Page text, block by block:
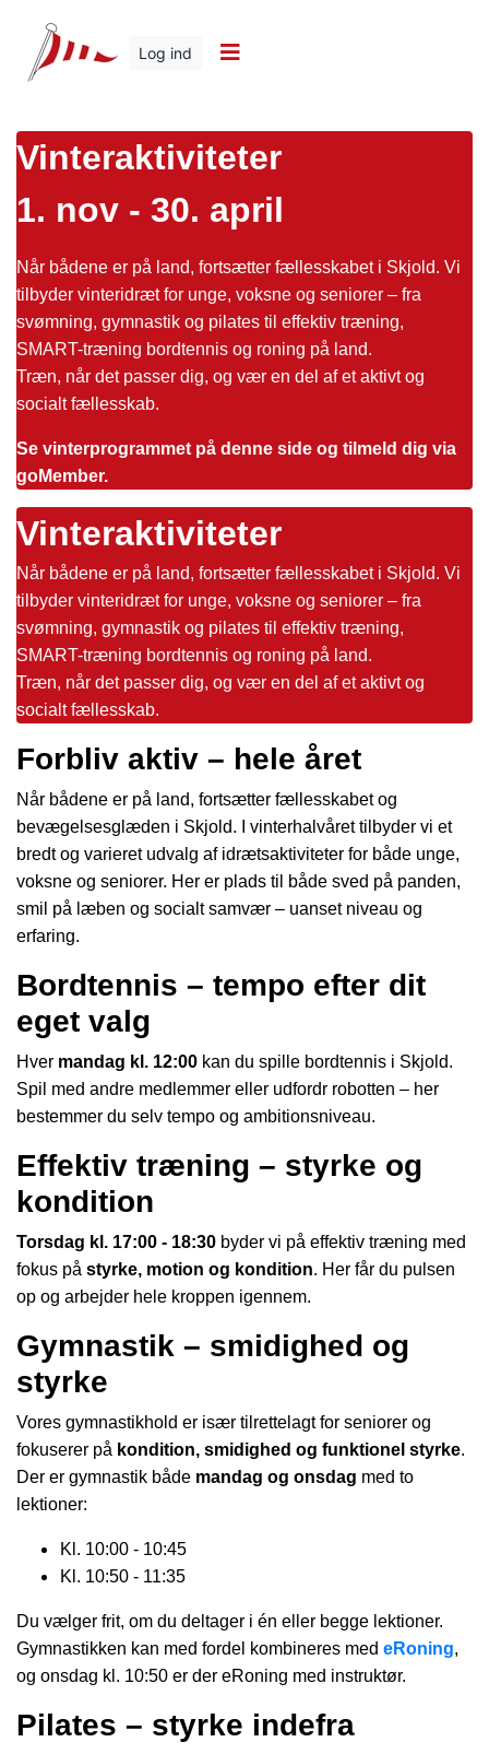
Log ind
Vinteraktiviteter
1. nov - 30. april
Når bådene er på land, fortsætter fællesskabet i Skjold. Vi
tilbyder vinteridræt for unge, voksne og seniorer – fra
svømning, gymnastik og pilates til effektiv træning,
SMART-træning bordtennis og roning på land.
Træn, når det passer dig, og vær en del af et aktivt og
socialt fællesskab.
Se vinterprogrammet på denne side og tilmeld dig via
goMember.
Vinteraktiviteter
Når bådene er på land, fortsætter fællesskabet i Skjold. Vi
tilbyder vinteridræt for unge, voksne og seniorer – fra
svømning, gymnastik og pilates til effektiv træning,
SMART-træning bordtennis og roning på land.
Træn, når det passer dig, og vær en del af et aktivt og
socialt fællesskab.
Forbliv aktiv – hele året
Når bådene er på land, fortsætter fællesskabet og
bevægelsesglæden i Skjold. I vinterhalvåret tilbyder vi et
bredt og varieret udvalg af idrætsaktiviteter for både unge,
voksne og seniorer. Her er plads til både sved på panden,
smil på læben og socialt samvær – uanset niveau og
erfaring.
Bordtennis – tempo efter dit
eget valg
Hver mandag kl. 12:00 kan du spille bordtennis i Skjold.
Spil med andre medlemmer eller udfordr robotten – her
bestemmer du selv tempo og ambitionsniveau.
Effektiv træning – styrke og
kondition
Torsdag kl. 17:00 - 18:30 byder vi på effektiv træning med
fokus på styrke, motion og kondition. Her får du pulsen
op og arbejder hele kroppen igennem.
Gymnastik – smidighed og
styrke
Vores gymnastikhold er især tilrettelagt for seniorer og
fokuserer på kondition, smidighed og funktionel styrke.
Der er gymnastik både mandag og onsdag med to
lektioner:
Kl. 10:00 - 10:45
Kl. 10:50 - 11:35
Du vælger frit, om du deltager i én eller begge lektioner.
Gymnastikken kan med fordel kombineres med eRoning,
og onsdag kl. 10:50 er der eRoning med instruktør.
Pilates – styrke indefra